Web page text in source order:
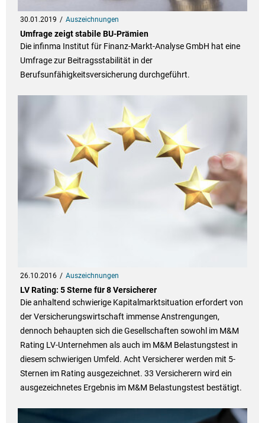
30.01.2019 Auszeichnungen
Umfrage zeigt stabile BU-Prämien
Die infinma Institut für Finanz-Markt-Analyse GmbH hat eine
Umfrage zur Beitragsstabilität in der
Berufsunfähigkeitsversicherung durchgeführt.
26.10.2016 Auszeichnungen
LV Rating: 5 Sterne für 8 Versicherer
Die anhaltend schwierige Kapitalmarktsituation erfordert von
der Versicherungswirtschaft immense Anstrengungen,
dennoch behaupten sich die Gesellschaften sowohl im M&M
Rating LV-Unternehmen als auch im M&M Belastungstest in
diesem schwierigen Umfeld. Acht Versicherer werden mit 5-
Sternen im Rating ausgezeichnet. 33 Versicherern wird ein
ausgezeichnetes Ergebnis im M&M Belastungstest bestätigt.